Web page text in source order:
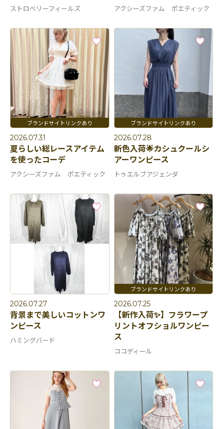
ストロベリーフィールズ アクシーズファム ポエティック
2026.07.31
夏らしい総レースアイテム
を使ったコーデ
アクシーズファム ポエティック
2026.07.28
新色入荷🌟カシュクールシ
アーワンピース
トゥエルブアジェンダ
2026.07.27
背景まで美しいコットンワ
ンピース
ハミングバード
2026.07.25
【新作入荷✨】フラワープ
リントオフショルワンピー
ス
ココディール